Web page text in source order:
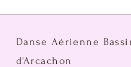
Danse Aérienne
d'Arcachon